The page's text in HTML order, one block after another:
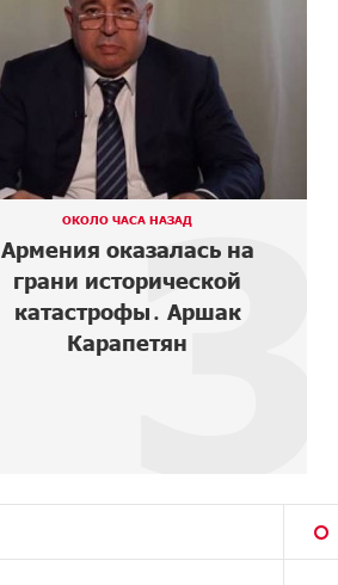
ОКОЛО ЧАСА НАЗАД
Армения оказалась на
грани исторической
катастрофы․ Аршак
Карапетян
3